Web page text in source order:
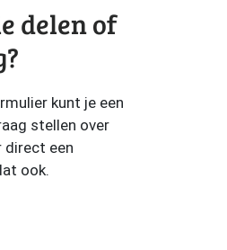
delen of
kunt je een
stellen over
direct een
ook.